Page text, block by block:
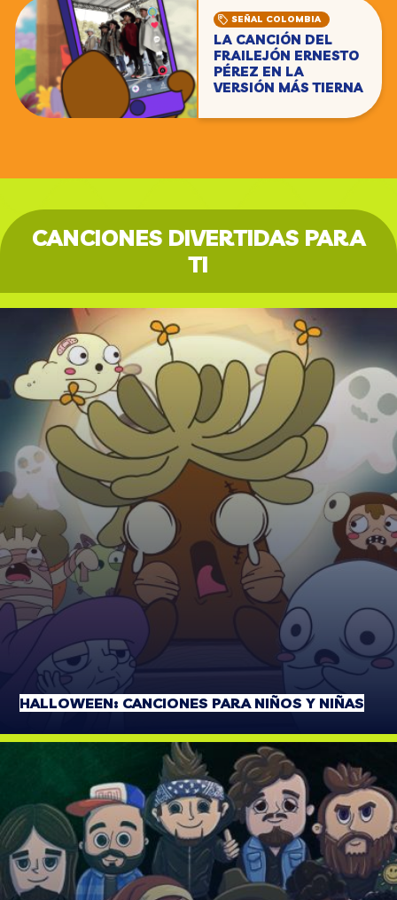
SEÑAL COLOMBIA
LA CANCIÓN DEL
FRAILEJÓN ERNESTO
PÉREZ EN LA
VERSIÓN MÁS TIERNA
CANCIONES DIVERTIDAS PARA
TI
HALLOWEEN: CANCIONES PARA NIÑOS Y NIÑAS